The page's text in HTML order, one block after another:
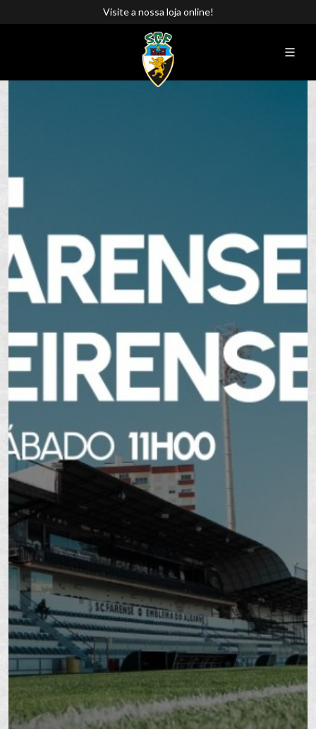
Visite a nossa loja online!